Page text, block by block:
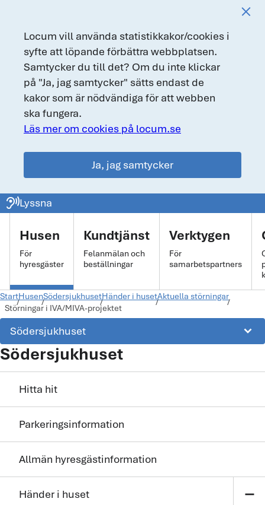
Locum vill använda statistikkakor/cookies i
syfte att löpande förbättra webbplatsen.
Samtycker du till det? Om du inte klickar
på "Ja, jag samtycker" sätts endast de
kakor som är nödvändiga för att webben
ska fungera.
Läs mer om cookies på locum.se
Ja, jag samtycker
locum.se
ear_soundLyssna
Husen
För
hyresgäster
Kundtjänst
Felanmälan och
beställningar
Verktygen
För
samarbetspartners
StartHusenSödersjukhusetHänder i husetAktuella störningar
Störningar i IVA/MIVA-projektet
Södersjukhuset keyboard_arrow_down
Södersjukhuset
Hitta hit
Parkeringsinformation
Allmän hyresgästinformation
Händer i huset remove